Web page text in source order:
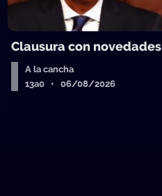
Clausura con novedades
A la cancha
13a0 • 06/08/2026